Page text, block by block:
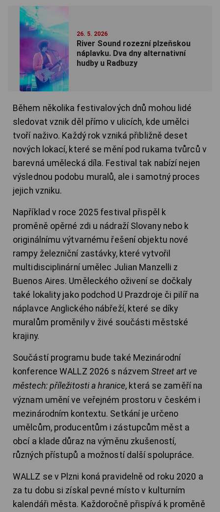
26. 5. 2026
River Sound rozezní plzeňskou
náplavku. Dva dny alternativní
hudby u Radbuzy
Během několika festivalových dnů mohou lidé
sledovat vznik děl přímo v ulicích, kde umělci
tvoří naživo. Každý rok vzniká přibližně deset
nových lokací, které se mění pod rukama tvůrců v
barevná umělecká díla. Festival tak nabízí nejen
výslednou podobu muralů, ale i samotný proces
jejich vzniku.
Například v roce 2025 festival přispěl k
proměně opěrné zdi u nádraží Slovany nebo k
originálnímu výtvarnému řešení objektu nové
rampy železniční zastávky, které vytvořil
multidisciplinární umělec Julian Manzelli z
Buenos Aires. Uměleckého oživení se dočkaly
také lokality jako podchod U Prazdroje či pilíř na
náplavce Anglického nábřeží, které se díky
muralům proměnily v živé součásti městské
krajiny.
Součástí programu bude také Mezinárodní
konference WALLZ 2026 s názvemStreet art ve
městech: příležitosti a hranice, která se zaměří na
význam umění ve veřejném prostoru v českém i
mezinárodním kontextu. Setkání je určeno
umělcům, producentům i zástupcům měst a
obcí a klade důraz na výměnu zkušeností,
různých přístupů a možností další spolupráce.
WALLZ se v Plzni koná pravidelně od roku 2020 a
za tu dobu si získal pevné místo v kulturním
kalendáři města. Každoročně přispívá k proměně